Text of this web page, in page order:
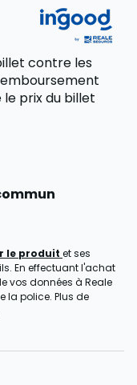
contre les
le prix du billet
le produit et ses
En effectuant l'achat
vos données à Reale
la police. Plus de